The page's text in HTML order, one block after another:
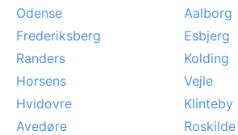
Odense
Aalborg
Frederiksberg
Esbjerg
Randers
Kolding
Horsens
Vejle
Hvidovre
Klinteby
Avedøre
Roskilde